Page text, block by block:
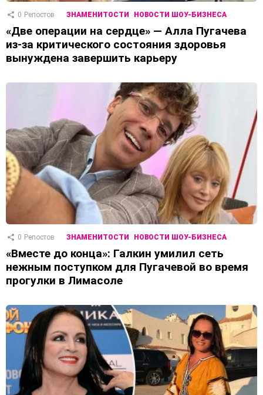
0 Репостов ЗНАМЕНИТОСТИ НОВОСТИ ШОУ-БИЗНЕСА
«Две операции на сердце» — Алла Пугачева
из-за критического состояния здоровья
вынуждена завершить карьеру
0 Репостов ЗНАМЕНИТОСТИ НОВОСТИ ШОУ-БИЗНЕСА
«Вместе до конца»: Галкин умилил сеть
нежным поступком для Пугачевой во время
прогулки в Лимасоле